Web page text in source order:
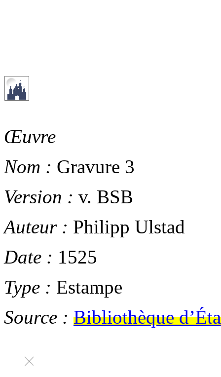
Œuvre
Nom : Gravure 3
Version : v. BSB
Auteur : Philipp Ulstad
Date : 1525
Type : Estampe
Source : Bibliothèque